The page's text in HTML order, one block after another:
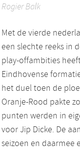
Rogier Balk
Met de vierde
een slechte reeks in
play-offambities
Eindhovense
het duel toen de
Oranje-Rood pakte
punten werden in
voor Jip Dicke. De
seizoen en daarmee